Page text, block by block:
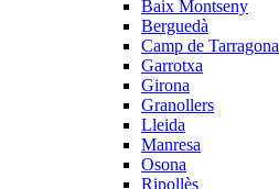
Baix Montseny
Berguedà
Camp de Tarragona
Garrotxa
Girona
Granollers
Lleida
Manresa
Osona
Ripollès